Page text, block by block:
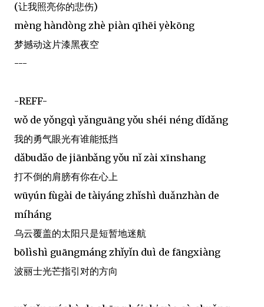
(让我照亮你的悲伤)
mèng hàndòng zhè piàn qīhēi yèkōng
梦撼动这片漆黑夜空
---
-REFF-
wǒ de yǒngqì yǎnguāng yǒu shéi néng dǐdǎng
我的勇气眼光有谁能抵挡
dǎbudǎo de jiānbǎng yǒu nǐ zài xīnshang
打不倒的肩膀有你在心上
wūyún fùgài de tàiyáng zhǐshì duǎnzhàn de
míháng
乌云覆盖的太阳只是短暂地迷航
bōlìshì guāngmáng zhǐyǐn duì de fāngxiàng
波丽士光芒指引对的方向